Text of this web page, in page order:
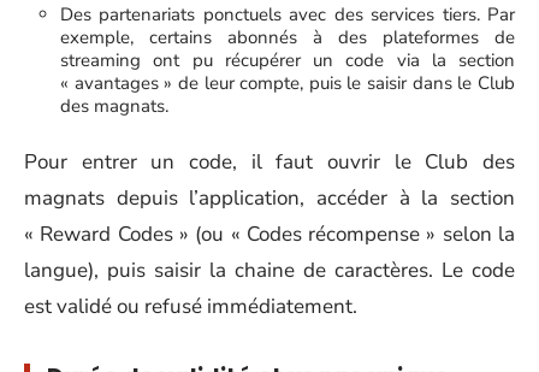
Des partenariats ponctuels avec des services tiers. Par
exemple, certains abonnés à des plateformes de
streaming ont pu récupérer un code via la section
« avantages » de leur compte, puis le saisir dans le Club
des magnats.
Pour entrer un code, il faut ouvrir le Club des
magnats depuis l’application, accéder à la section
« Reward Codes » (ou « Codes récompense » selon la
langue), puis saisir la chaine de caractères. Le code
est validé ou refusé immédiatement.